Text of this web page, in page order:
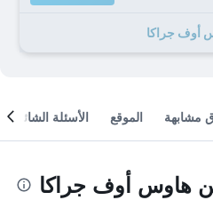
مشابهة الموقع الأسئلة الشائعة
هاوس أوف جراكا